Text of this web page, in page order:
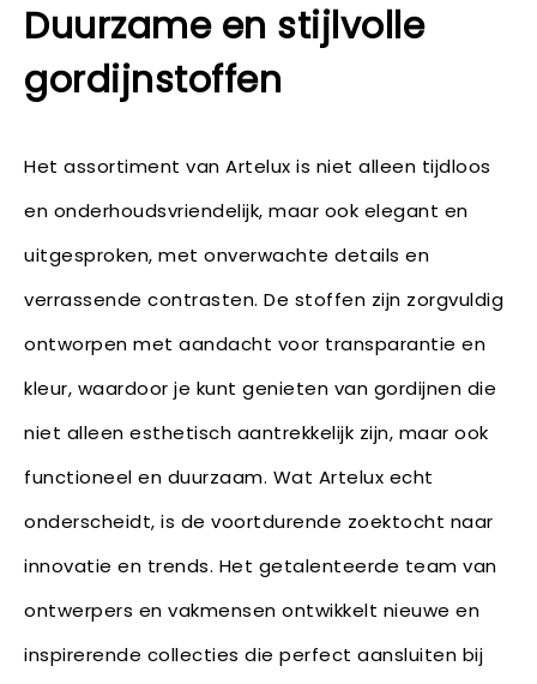
Duurzame en stijlvolle
gordijnstoffen
Het assortiment van Artelux is niet alleen tijdloos
en onderhoudsvriendelijk, maar ook elegant en
uitgesproken, met onverwachte details en
verrassende contrasten. De stoffen zijn zorgvuldig
ontworpen met aandacht voor transparantie en
kleur, waardoor je kunt genieten van gordijnen die
niet alleen esthetisch aantrekkelijk zijn, maar ook
functioneel en duurzaam. Wat Artelux echt
onderscheidt, is de voortdurende zoektocht naar
innovatie en trends. Het getalenteerde team van
ontwerpers en vakmensen ontwikkelt nieuwe en
inspirerende collecties die perfect aansluiten bij